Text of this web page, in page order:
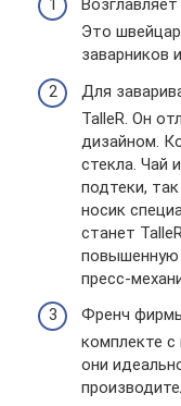
Это
заварников
Для
TalleR. Он
дизайном.
стекла. Чай
подтеки,
носик
станет
повышенную
пресс-
Френч
комплекте
они